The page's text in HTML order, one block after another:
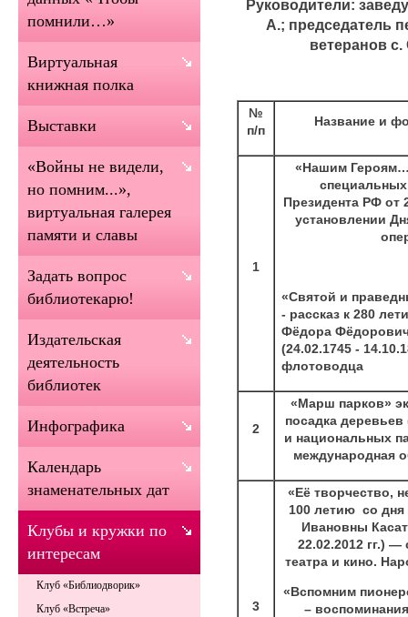
Руководители:
А.; председатель
ветеранов
№
п/п
Название и
1
«Нашим
Президента РФ от
установлении
«Святой и
- рассказ к 280
Фёдора
(24.02.1745 -
флотоводца
2
«Марш парков»
посадка
и национальных
международная
3
«Её творчество,
100 летию со
Ивановны
22.02.2012 гг.)
театра и кино.
«Вспомним
–
помнили…»
Виртуальная
книжная полка
Выставки
«Войны не видели,
но помним...»,
виртуальная галерея
памяти и славы
Задать вопрос
библиотекарю!
Издательская
деятельность
библиотек
Инфографика
Календарь
знаменательных дат
Клубы и кружки по
интересам
Клуб «Библиодворик»
Клуб «Встреча»